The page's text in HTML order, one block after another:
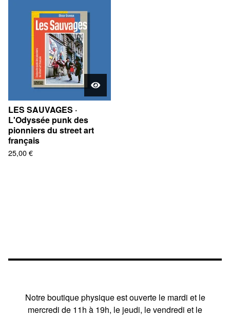
LES SAUVAGES ·
L'Odyssée punk des
pionniers du street art
français
25,00€
Notre boutique physique est ouverte le mardi et le
mercredi de 11h à 19h, le jeudi, le vendredi et le